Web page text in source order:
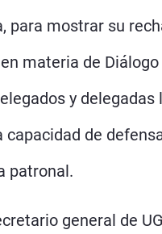
para mostrar su
materia de
y
de
patronal.
general de